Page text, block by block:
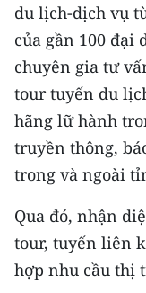
du lịch-dịch vụ
của gần 100 đại
chuyên gia tư
tour tuyến du
hãng lữ hành
truyền thông,
trong và ngoài
Qua đó, nhận
tour, tuyến liên
hợp nhu cầu thị